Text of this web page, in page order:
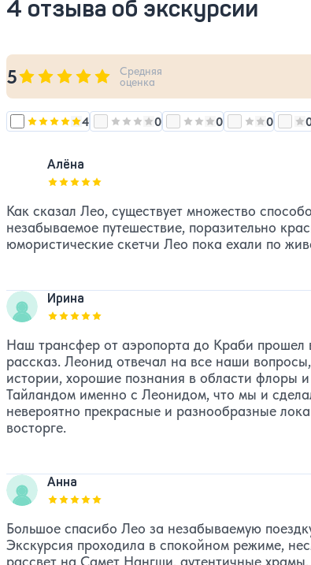
4 отзыва об экскурсии
5Оценка, количество звезд:
Средняя
оценка
Оценка, количество звезд: 5
4 Оценка, количество звезд:4
0 Оценка, количество
0 Оценка,
0
Алёна
Оценка, количество звезд:
Как сказал Лео, существует множество
незабываемое путешествие, поразительно
юмористические скетчи Лео пока ехали по
Ирина
Оценка, количество звезд:
Наш трансфер от аэропорта до Краби прошел
рассказ. Леонид отвечал на все наши
истории, хорошие познания в области флоры
Тайландом именно с Леонидом, что мы и
невероятно прекрасные и разнообразные
восторге.
Анна
Оценка, количество звезд:
Большое спасибо Лео за незабываемую
Экскурсия проходила в спокойном режиме,